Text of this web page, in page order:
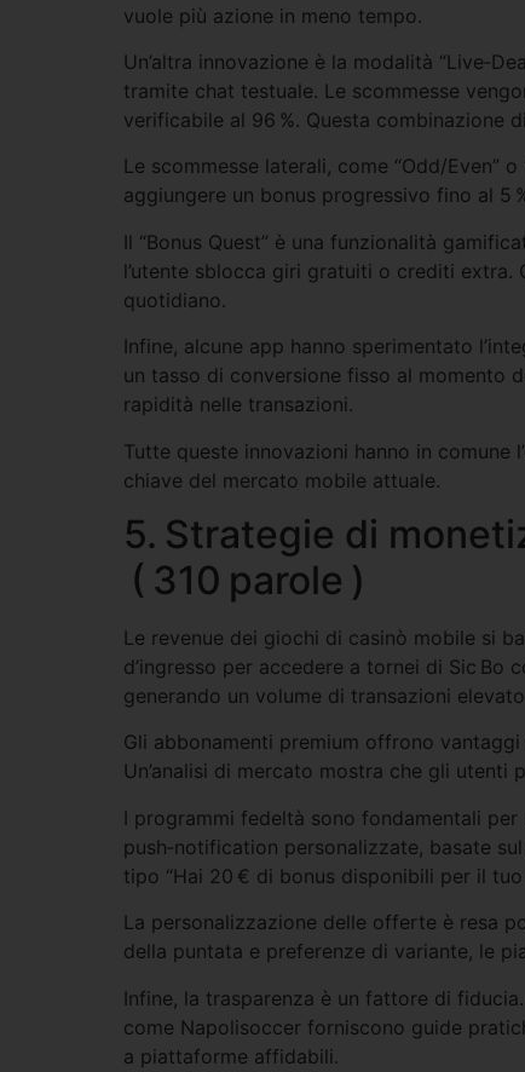
vuole più azione in meno tempo.
Un’altra innovazione è la modalità
tramite chat testuale. Le scommesse
verificabile al 96 %. Questa
Le scommesse laterali, come “Odd/
aggiungere un bonus progressivo fino al 5
Il “Bonus Quest” è una funzionalità
l’utente sblocca giri gratuiti o crediti
quotidiano.
Infine, alcune app hanno sperimentato
un tasso di conversione fisso al momento
rapidità nelle transazioni.
Tutte queste innovazioni hanno in
chiave del mercato mobile attuale.
5. Strategie di
( 310 parole )
Le revenue dei giochi di casinò mobile si
d’ingresso per accedere a tornei di Sic
generando un volume di transazioni
Gli abbonamenti premium offrono
Un’analisi di mercato mostra che gli
I programmi fedeltà sono fondamentali
push‑notification personalizzate, basate
tipo “Hai 20 € di bonus disponibili per il
La personalizzazione delle offerte è resa
della puntata e preferenze di variante, le
Infine, la trasparenza è un fattore di
come Napolisoccer forniscono guide
a piattaforme affidabili.